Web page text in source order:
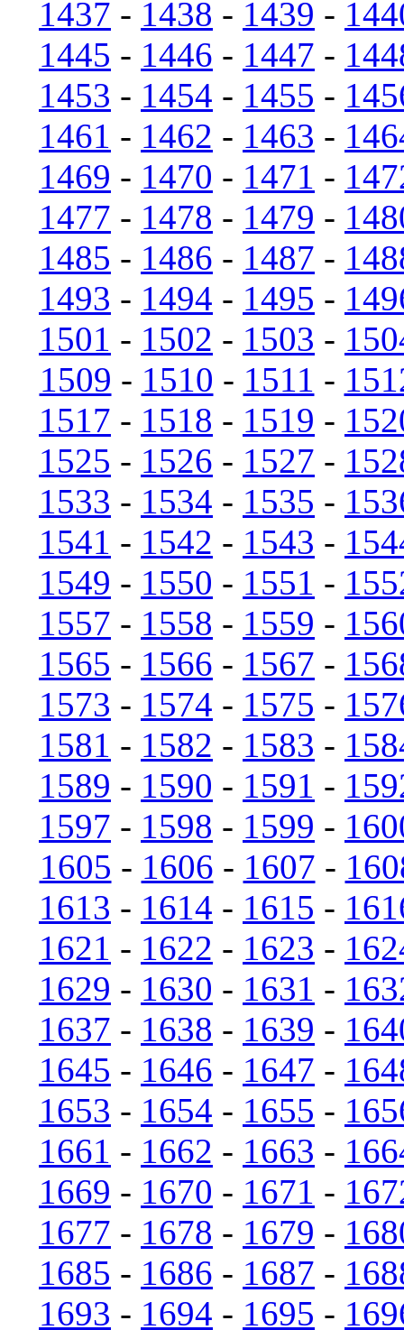
1437 - 1438 - 1439 -
1445 - 1446 - 1447 -
1453 - 1454 - 1455 -
1461 - 1462 - 1463 -
1469 - 1470 - 1471 -
1477 - 1478 - 1479 -
1485 - 1486 - 1487 -
1493 - 1494 - 1495 -
1501 - 1502 - 1503 -
1509 - 1510 - 1511 -
1517 - 1518 - 1519 -
1525 - 1526 - 1527 -
1533 - 1534 - 1535 -
1541 - 1542 - 1543 -
1549 - 1550 - 1551 -
1557 - 1558 - 1559 -
1565 - 1566 - 1567 -
1573 - 1574 - 1575 -
1581 - 1582 - 1583 -
1589 - 1590 - 1591 -
1597 - 1598 - 1599 -
1605 - 1606 - 1607 -
1613 - 1614 - 1615 -
1621 - 1622 - 1623 -
1629 - 1630 - 1631 -
1637 - 1638 - 1639 -
1645 - 1646 - 1647 -
1653 - 1654 - 1655 -
1661 - 1662 - 1663 -
1669 - 1670 - 1671 -
1677 - 1678 - 1679 -
1685 - 1686 - 1687 -
1693 - 1694 - 1695 -